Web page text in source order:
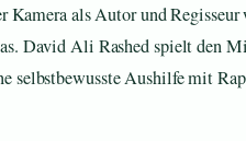
Kamera als Autor und
David Ali Rashed spielt den
selbstbewusste Aushilfe mit